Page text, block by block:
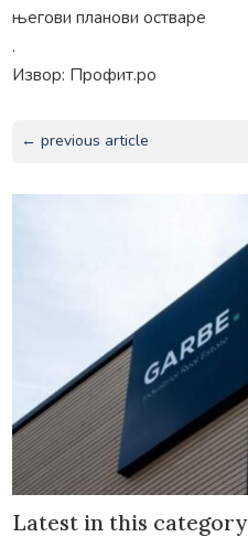
његови планови остваре
.
Извор: Профит.ро
← previous article
Latest in this category